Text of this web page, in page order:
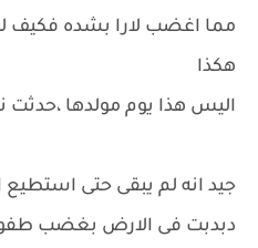
مما اغضب لارا بشده فكيف
هكذا
اليس هذا يوم مولدها ،حدثت
جيد انه لم يبقى حتى استطيع
دبدبت فى الارض بغضب